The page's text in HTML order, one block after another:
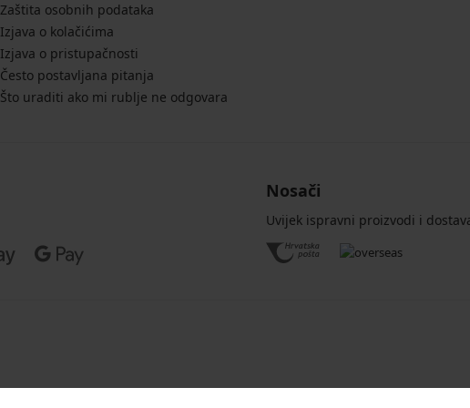
Zaštita osobnih podataka
Izjava o kolačićima
Izjava o pristupačnosti
Često postavljana pitanja
Što uraditi ako mi rublje ne odgovara
Nosači
Uvijek ispravni proizvodi i